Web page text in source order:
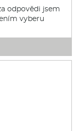
odpovědi jsem
vyberu